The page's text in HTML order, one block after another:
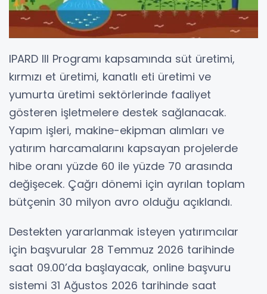
IPARD III Programı kapsamında süt üretimi,
kırmızı et üretimi, kanatlı eti üretimi ve
yumurta üretimi sektörlerinde faaliyet
gösteren işletmelere destek sağlanacak.
Yapım işleri, makine-ekipman alımları ve
yatırım harcamalarını kapsayan projelerde
hibe oranı yüzde 60 ile yüzde 70 arasında
değişecek. Çağrı dönemi için ayrılan toplam
bütçenin 30 milyon avro olduğu açıklandı.
Destekten yararlanmak isteyen yatırımcılar
için başvurular 28 Temmuz 2026 tarihinde
saat 09.00’da başlayacak, online başvuru
sistemi 31 Ağustos 2026 tarihinde saat